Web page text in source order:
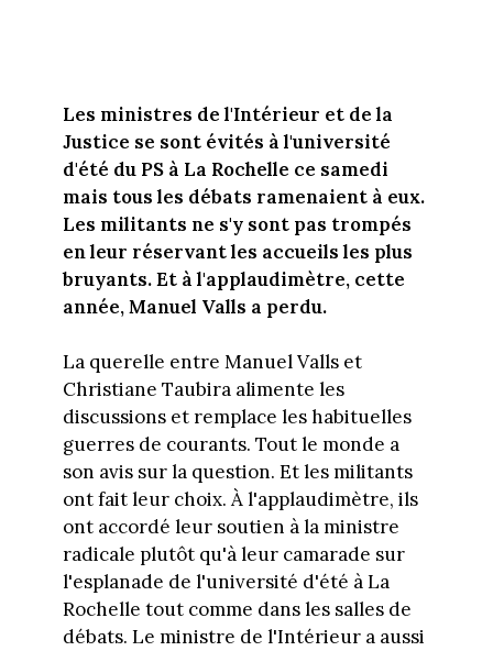
Les ministres de l'Intérieur et de la
Justice se sont évités à l'université
d'été du PS à La Rochelle ce samedi
mais tous les débats ramenaient à eux.
Les militants ne s'y sont pas trompés
en leur réservant les accueils les plus
bruyants. Et à l'applaudimètre, cette
année, Manuel Valls a perdu.
La querelle entre Manuel Valls et
Christiane Taubira alimente les
discussions et remplace les habituelles
guerres de courants. Tout le monde a
son avis sur la question. Et les militants
ont fait leur choix. À l'applaudimètre, ils
ont accordé leur soutien à la ministre
radicale plutôt qu'à leur camarade sur
l'esplanade de l'université d'été à La
Rochelle tout comme dans les salles de
débats. Le ministre de l'Intérieur a aussi